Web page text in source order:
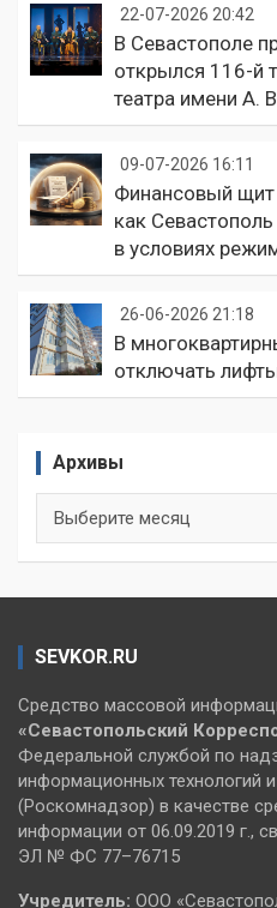
22-07-2026 20:42
В Севастополе
открылся 116-й
театра имени А.
09-07-2026 16:11
Финансовый
как
в условиях
26-06-2026 21:18
В
отключать
Архивы
SEVKOR.RU
Средство массовой
«Севастопольский
Федеральной службой по
информационных технологий
(Роскомнадзор) в качестве
информации от 06.09.2019 г.,
ЭЛ № ФС 77–76715
Учредитель: ООО